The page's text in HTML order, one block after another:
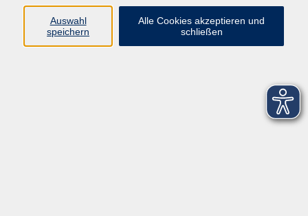
Auswahl
speichern
Alle Cookies akzeptieren und
schließen